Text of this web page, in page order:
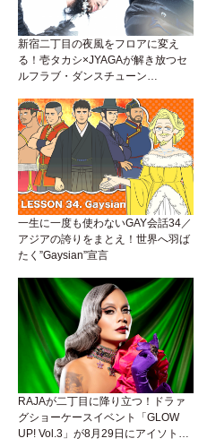
新宿二丁目の夜風をフロアに変え
る！壱タカシ×JYAGAが解き放つセ
ルフラブ・ダンスチューン
一生に一度も使わないGAY会話34／
アジアの誇りをまとえ！世界へ羽ば
たく”Gaysian”宣言
RAJAが二丁目に降り立つ！ドラァ
グショーケースイベント「GLOW
UP! Vol.3」が8月29日にアイソトー